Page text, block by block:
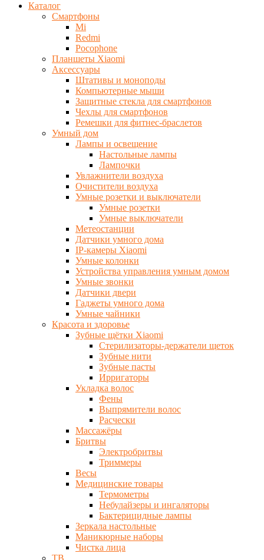
Каталог
Смартфоны
Mi
Redmi
Pocophone
Планшеты Xiaomi
Аксессуары
Штативы и моноподы
Компьютерные мыши
Защитные стекла для смартфонов
Чехлы для смартфонов
Ремешки для фитнес-браслетов
Умный дом
Лампы и освещение
Настольные лампы
Лампочки
Увлажнители воздуха
Очистители воздуха
Умные розетки и выключатели
Умные розетки
Умные выключатели
Метеостанции
Датчики умного дома
IP-камеры Xiaomi
Умные колонки
Устройства управления умным домом
Умные звонки
Датчики двери
Гаджеты умного дома
Умные чайники
Красота и здоровье
Зубные щётки Xiaomi
Стерилизаторы-держатели щеток
Зубные нити
Зубные пасты
Ирригаторы
Укладка волос
Фены
Выпрямители волос
Расчески
Массажёры
Бритвы
Электробритвы
Триммеры
Весы
Медицинские товары
Термометры
Небулайзеры и ингаляторы
Бактерицидные лампы
Зеркала настольные
Маникюрные наборы
Чистка лица
ТВ